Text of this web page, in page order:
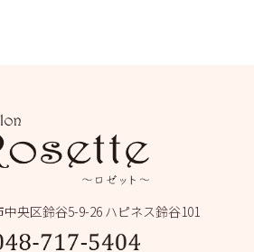
2025年8月(2)
(2)
央区鈴谷5-9-26 ハピネス鈴谷101